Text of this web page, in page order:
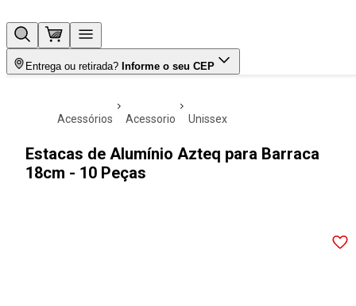
Entrega ou retirada? Informe o seu CEP
acessórios acessorio unissex
Estacas de Alumínio Azteq para Barraca
18cm - 10 Peças